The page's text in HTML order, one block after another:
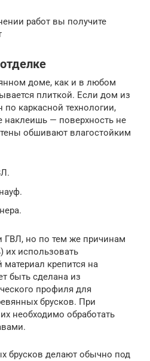
работ вы получите
доме, как и в любом
плиткой. Если дом из
по каркасной технологии,
наклеишь — поверхность не
обшивают влагостойким
ГВЛ, но по тем же причинам
их использовать
крепится на
быть сделана из
профиля для
брусков. При
необходимо обработать
брусков делают обычно под